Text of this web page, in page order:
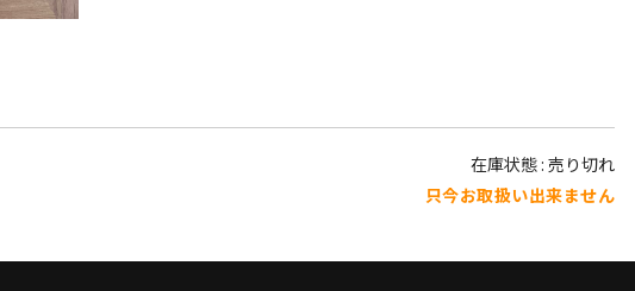
在庫状態 : 売り切れ
只今お取扱い出来ません